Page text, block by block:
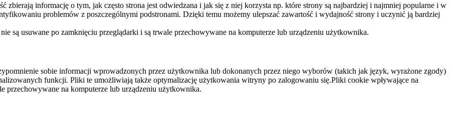
zbierają informację o tym, jak często strona jest odwiedzana i jak się z niej korzysta np. które strony są najbardziej i najmniej popularne i w
problemów z poszczególnymi podstronami. Dzięki temu możemy ulepszać zawartość i wydajność strony i uczynić ją bardziej
są usuwane po zamknięciu przeglądarki i są trwale przechowywane na komputerze lub urządzeniu użytkownika.
sobie informacji wprowadzonych przez użytkownika lub dokonanych przez niego wyborów (takich jak język, wyrażone zgody)
funkcji. Pliki te umożliwiają także optymalizację użytkowania witryny po zalogowaniu się.Pliki cookie wpływające na
przechowywane na komputerze lub urządzeniu użytkownika.